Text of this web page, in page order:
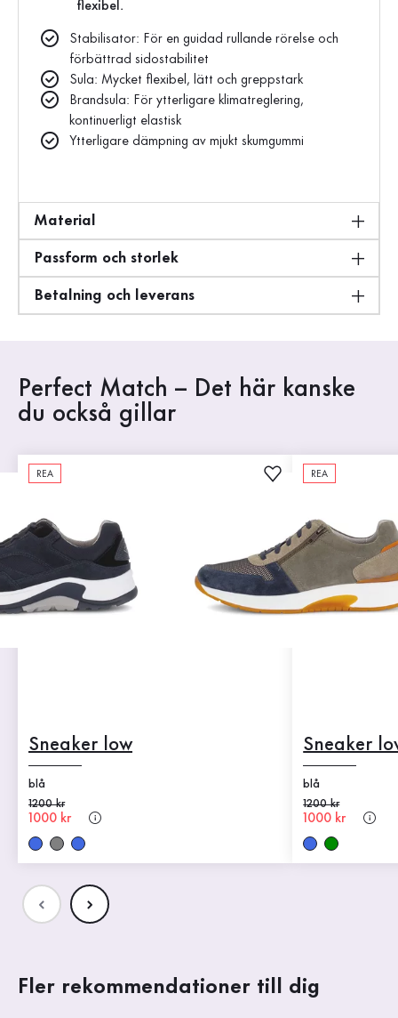
flexibel.
Stabilisator: För en guidad rullande rörelse och
förbättrad sidostabilitet
Sula: Mycket flexibel, lätt och greppstark
Brandsula: För ytterligare klimatreglering,
kontinuerligt elastisk
Ytterligare dämpning av mjukt skumgummi
Material
Passform och storlek
Betalning och leverans
Perfect Match – Det här kanske
du också gillar
REA
Sneaker low
blå
Gammalt pris
1200 kr
Nytt pris
1000 kr
REA
Sneaker
blå
Gammalt pris
1200 kr
Nytt pris
1000 kr
Fler rekommendationer till dig